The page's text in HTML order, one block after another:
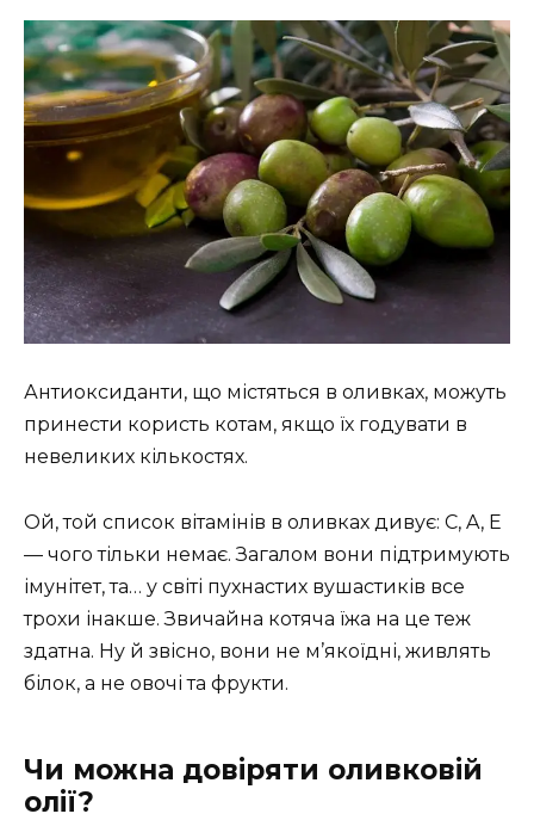
Антиоксиданти, що містяться в оливках, можуть
принести користь котам, якщо їх годувати в
невеликих кількостях.
Ой, той список вітамінів в оливках дивує: C, A, E
— чого тільки немає. Загалом вони підтримують
імунітет, та… у світі пухнастих вушастиків все
трохи інакше. Звичайна котяча їжа на це теж
здатна. Ну й звісно, вони не м’якоїдні, живлять
білок, а не овочі та фрукти.
Чи можна довіряти оливковій
олії?